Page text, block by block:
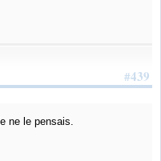
#439
ne le pensais.